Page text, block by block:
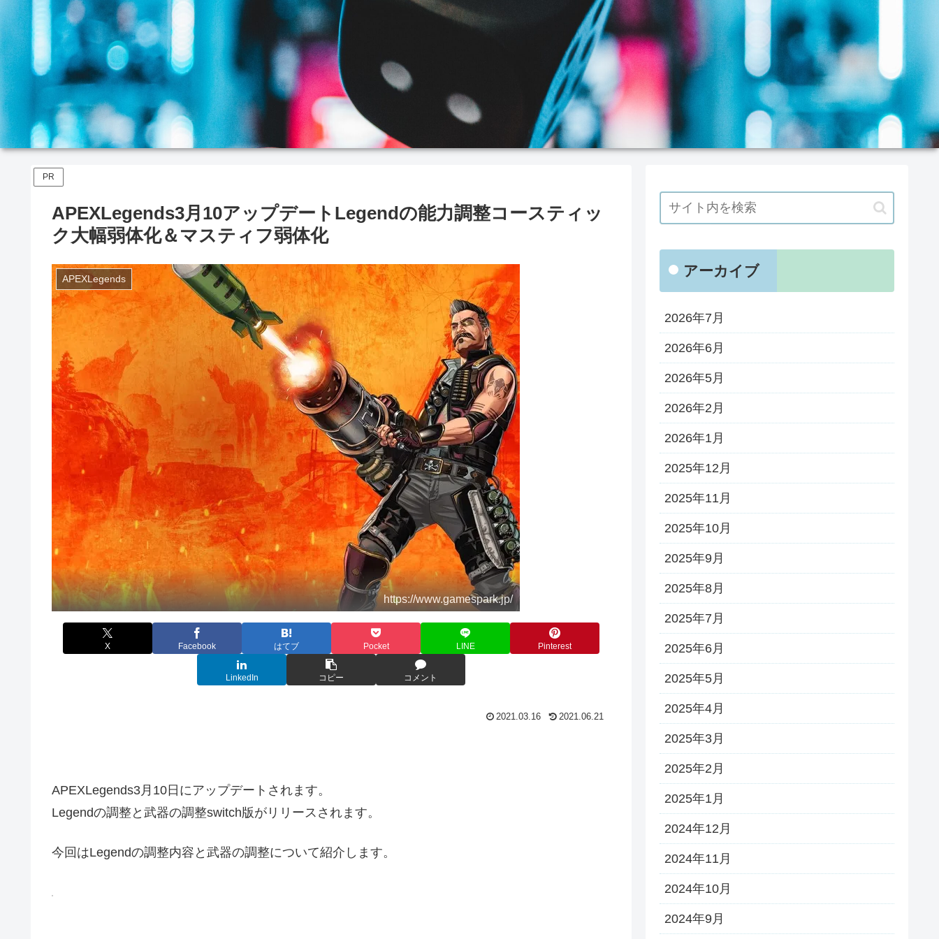
PR
APEXLegends3月10アップデートLegendの能力調整コースティッ
ク大幅弱体化＆マスティフ弱体化
APEXLegends
https://www.gamespark.jp/
X Facebook はてブ Pocket LINE Pinterest
LinkedIn コピー コメント
2021.03.16 2021.06.21
APEXLegends3月10日にアップデートされます。
Legendの調整と武器の調整switch版がリリースされます。
今回はLegendの調整内容と武器の調整について紹介します。
アーカイブ
2026年7月
2026年6月
2026年5月
2026年2月
2026年1月
2025年12月
2025年11月
2025年10月
2025年9月
2025年8月
2025年7月
2025年6月
2025年5月
2025年4月
2025年3月
2025年2月
2025年1月
2024年12月
2024年11月
2024年10月
2024年9月